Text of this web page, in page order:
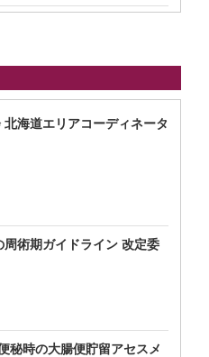
海道エリアコーディネータ
術期ガイドライン 改定委
秘時の大腸便貯留アセスメ